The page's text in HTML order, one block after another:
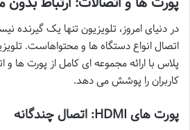
در دنیای امروز، تلویزیون تنها یک گیرنده
پلاس با ارائه مجموعه ای کامل از پورت ها و
کاربران را پوشش می دهد.
پورت های HDMI: اتصال چندگانه